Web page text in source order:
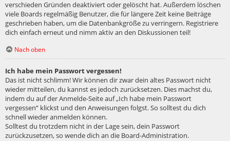
verschieden Gründen deaktiviert oder gelöscht hat. Außerdem löschen
viele Boards regelmäßig Benutzer, die für längere Zeit keine Beiträge
geschrieben haben, um die Datenbankgröße zu verringern. Registriere
dich einfach erneut und nimm aktiv an den Diskussionen teil!
Nach oben
Ich habe mein Passwort vergessen!
Das ist nicht schlimm! Wir können dir zwar dein altes Passwort nicht
wieder mitteilen, du kannst es jedoch zurücksetzen. Dies machst du,
indem du auf der Anmelde-Seite auf „Ich habe mein Passwort
vergessen“ klickst und den Anweisungen folgst. So solltest du dich
schnell wieder anmelden können.
Solltest du trotzdem nicht in der Lage sein, dein Passwort
zurückzusetzen, so wende dich an die Board-Administration.